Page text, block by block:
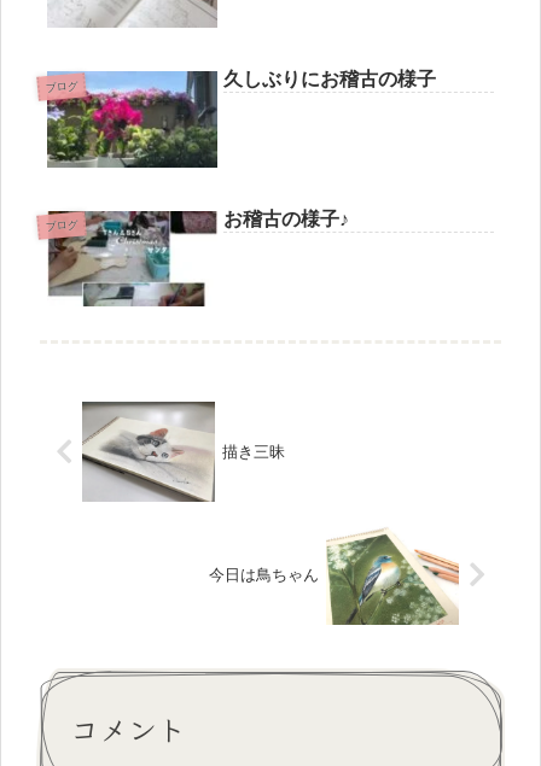
ブログ 久しぶりにお稽古の様子
ブログ お稽古の様子♪
描き三昧
今日は鳥ちゃん
コメント